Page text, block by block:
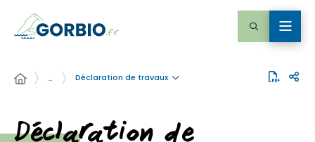
… Déclaration de travaux
Déclaration de